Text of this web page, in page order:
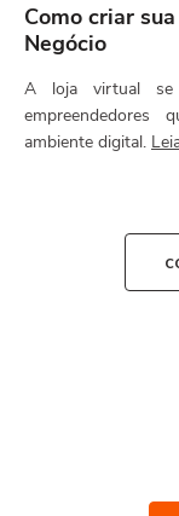
Como criar
Negócio
A loja virtual se
empreendedores
ambiente digital.